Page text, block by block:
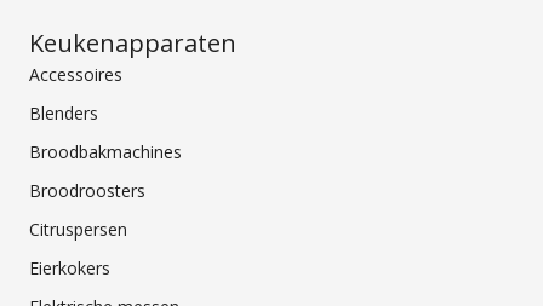
Keukenapparaten
Accessoires
Blenders
Broodbakmachines
Broodroosters
Citruspersen
Eierkokers